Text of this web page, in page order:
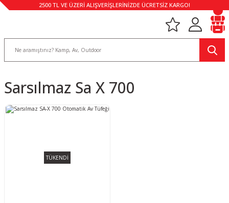
2500 TL VE ÜZERİ ALIŞVERİŞLERİNİZDE ÜCRETSİZ KARGO!
Sarsılmaz Sa X 700
TÜKENDİ